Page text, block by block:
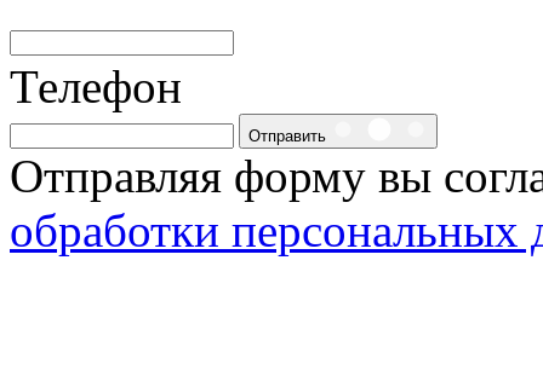
Телефон
Отправить
Отправляя форму вы
обработки персональных